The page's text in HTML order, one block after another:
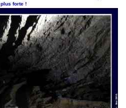
plus forte !